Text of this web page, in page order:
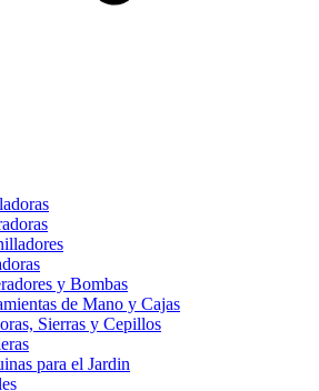
y Bombas
de Mano y Cajas
Sierras y Cepillos
para el Jardin